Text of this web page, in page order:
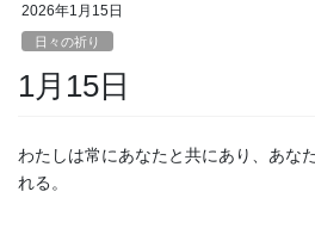
2026年1月15日
日々の祈り
1月15日
わたしは常にあなたと共にあり、あな
れる。